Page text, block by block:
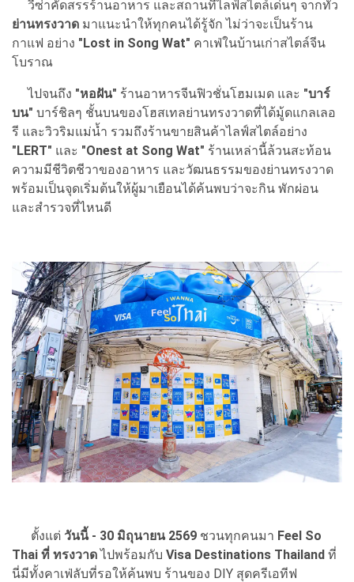
วีซ่าคัดสรรร้านอาหาร และสถานที่ไลฟ์สไตล์เด่นๆ จากทั่ว
ย่านทรงวาด มาแนะนำให้ทุกคนได้รู้จัก ไม่ว่าจะเป็นร้าน
กาแฟ อย่าง "Lost in Song Wat" คาเฟ่ในบ้านเก่าสไตล์จีน
โบราณ
ไปจนถึง "หอฝัน" ร้านอาหารจีนฟิวชั่นโฮมเมด และ "บาร์
บน" บาร์ชิลๆ ชั้นบนของโฮสเทลย่านทรงวาดที่ได้มู้ดแกลเลอ
รี และวิวริมแม่น้ำ รวมถึงร้านขายสินค้าไลฟ์สไตล์อย่าง
"LERT" และ "Onest at Song Wat" ร้านเหล่านี้ล้วนสะท้อน
ความมีชีวิตชีวาของอาหาร และวัฒนธรรมของย่านทรงวาด
พร้อมเป็นจุดเริ่มต้นให้ผู้มาเยือนได้ค้นพบว่าจะกิน พักผ่อน
และสำรวจที่ไหนดี
ตั้งแต่ วันนี้ - 30 มิถุนายน 2569 ชวนทุกคนมา Feel So
Thai ที่ ทรงวาดไปพร้อมกับ Visa Destinations Thailand ที่
นี่มีทั้งคาเฟ่ลับที่รอให้ค้นพบ ร้านของ DIY สุดครีเอทีฟ